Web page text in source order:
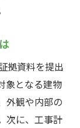
拠資料を提出
象となる建物
外観や内部の
次に、工事計